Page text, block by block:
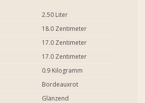
2.50 Liter
18.0 Zentimeter
17.0 Zentimeter
17.0 Zentimeter
0.9 Kilogramm
Bordeauxrot
Glänzend